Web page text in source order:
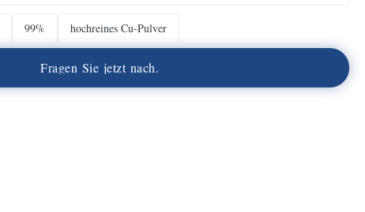
99% hochreines Cu-Pulver
Fragen Sie jetzt nach.